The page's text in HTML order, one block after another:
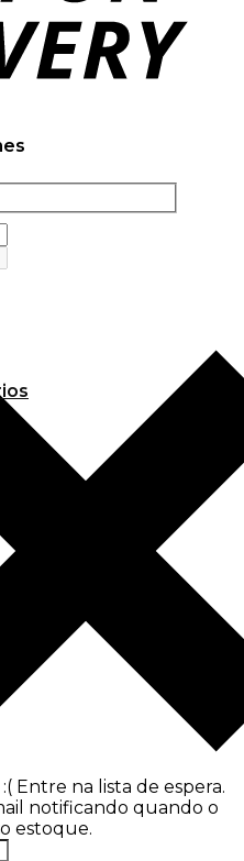
Entre na lista de espera.
notificando quando o
estoque.